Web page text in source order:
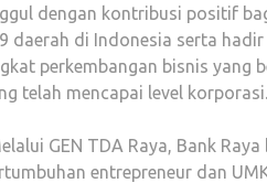
dengan kontribusi positif
daerah di Indonesia serta
perkembangan bisnis yang
telah mencapai level korporasi.
GEN TDA Raya, Bank
entrepreneur dan